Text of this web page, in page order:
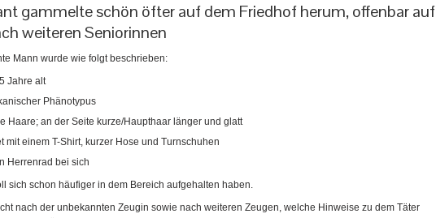
gammelte schön öfter auf dem Friedhof herum, offenbar auf
weiteren Seniorinnen
Mann wurde wie folgt beschrieben:
Jahre alt
Phänotypus
Haare; an der Seite kurze/Haupthaar länger und glatt
mit einem T-Shirt, kurzer Hose und Turnschuhen
Herrenrad bei sich
sich schon häufiger in dem Bereich aufgehalten haben.
nach der unbekannten Zeugin sowie nach weiteren Zeugen, welche Hinweise zu dem Täter